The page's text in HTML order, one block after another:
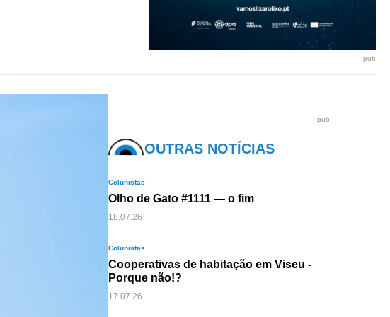
pub
pub
OUTRAS NOTÍCIAS
Colunistas
Olho de Gato #1111 — o fim
18.07.26
Colunistas
Cooperativas de habitação em Viseu -
Porque não!?
17.07.26